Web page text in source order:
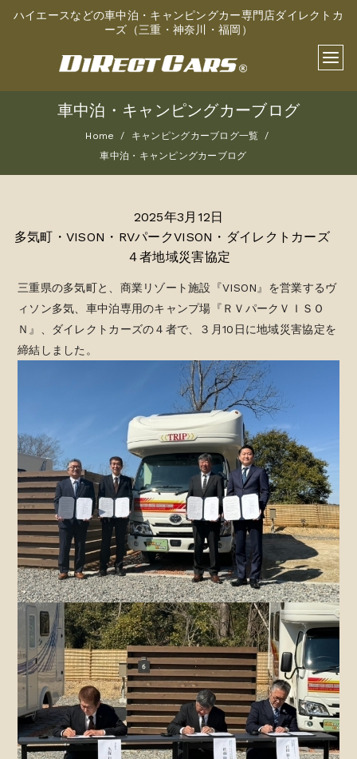
ハイエースなどの車中泊・キャンピングカー専門店ダイレクトカ
ーズ（三重・神奈川・福岡）
車中泊・キャンピングカーブログ
Home
キャンピングカーブログ一覧
車中泊・キャンピングカーブログ
2025年3月12日
多気町・VISON・RVパークVISON・ダイレクトカーズ
４者地域災害協定
三重県の多気町と、商業リゾート施設『VISON』を営業するヴ
ィソン多気、車中泊専用のキャンプ場『ＲＶパークＶＩＳＯ
Ｎ』、ダイレクトカーズの４者で、３月10日に地域災害協定を
締結しました。